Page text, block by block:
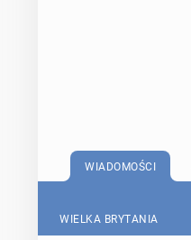
WIADOMOŚCI
WIELKA BRYTANIA